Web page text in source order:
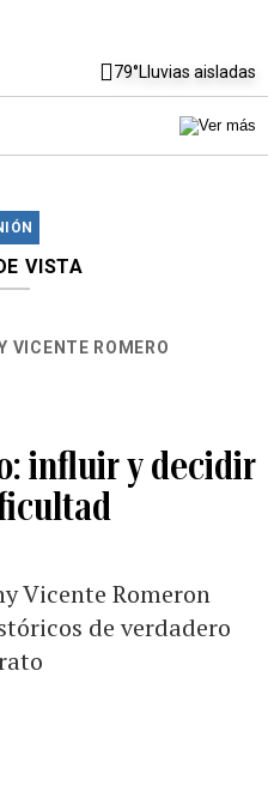
79°Lluvias aisladas
VISTA
VICENTE ROMERO
influir y decidir
Vicente Romeron
de verdadero